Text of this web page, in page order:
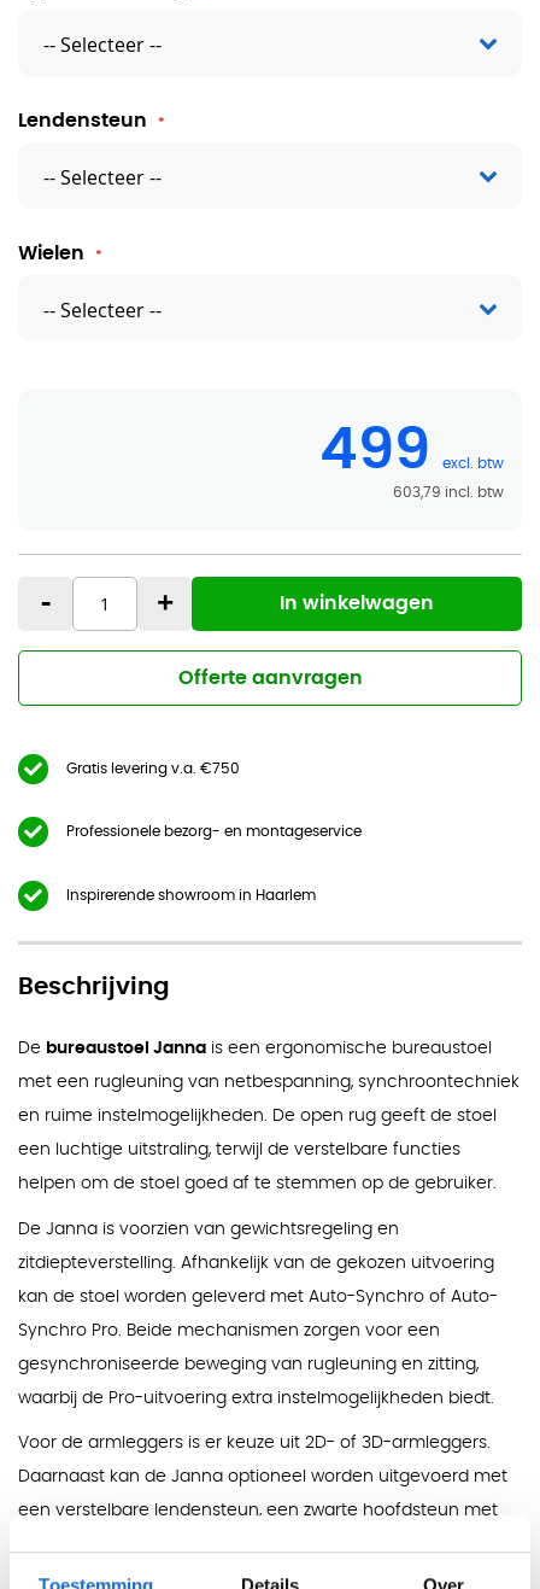
Lendensteun
Wielen
499
603,79
- + In winkelwagen
Offerte aanvragen
Gratis levering v.a. €750
Professionele bezorg- en montageservice
Inspirerende showroom in Haarlem
Beschrijving
De bureaustoel Janna is een ergonomische bureaustoel
met een rugleuning van netbespanning, synchroontechniek
en ruime instelmogelijkheden. De open rug geeft de stoel
een luchtige uitstraling, terwijl de verstelbare functies
helpen om de stoel goed af te stemmen op de gebruiker.
De Janna is voorzien van gewichtsregeling en
zitdiepteverstelling. Afhankelijk van de gekozen uitvoering
kan de stoel worden geleverd met Auto-Synchro of Auto-
Synchro Pro. Beide mechanismen zorgen voor een
gesynchroniseerde beweging van rugleuning en zitting,
waarbij de Pro-uitvoering extra instelmogelijkheden biedt.
Voor de armleggers is er keuze uit 2D- of 3D-armleggers.
Daarnaast kan de Janna optioneel worden uitgevoerd met
een verstelbare lendensteun, een zwarte hoofdsteun met
bureaustoel praktisch worden samengesteld voor